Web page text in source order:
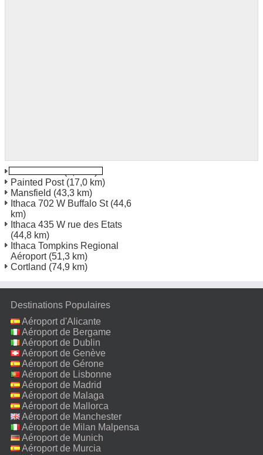
Painted Post(17,0 km)
Mansfield (43,3 km)
Ithaca 702 W Buffalo St(44,6
km)
Ithaca 435 W rue des Etats
(44,8 km)
Ithaca Tompkins Regional
Aéroport(51,3 km)
Cortland (74,9 km)
Destinations Populaires
Aéroport d'Alicante
Aéroport de Bergame
Aéroport de Dublin
Aéroport de Genève
Aéroport de Gérone
Aéroport de Lisbonne
Aéroport de Madrid
Aéroport de Malaga
Aéroport de Mallorca
Aéroport de Manchester
Aéroport de Milan Malpensa
Aéroport de Munich
Aéroport de Murcia